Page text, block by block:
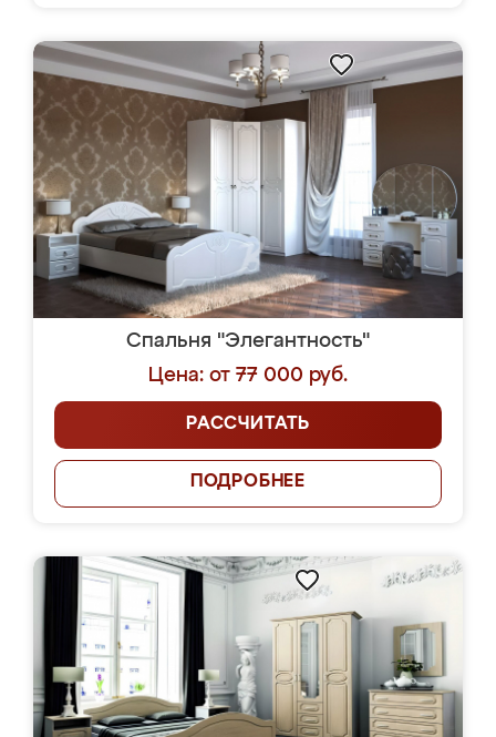
Спальня "Элегантность"
Цена: от 77 000 руб.
РАССЧИТАТЬ
ПОДРОБНЕЕ